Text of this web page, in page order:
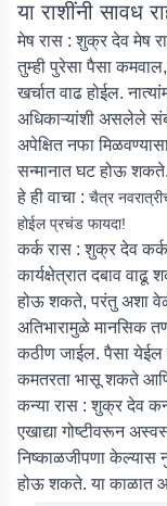
या राशींनी सावध
मेष रास : शुक्र देव मेष
तुम्ही पुरेसा पैसा
खर्चात वाढ होईल.
अधिकाऱ्यांशी असलेले
अपेक्षित नफा
सन्मानात घट होऊ शकते.
हे ही वाचा : चैत्र
होईल प्रचंड फायदा!
कर्क रास :शुक्र देव कर्क
कार्यक्षेत्रात दबाव वाढू
होऊ शकते, परंतु अशा
अतिभारामुळे मानसिक
कठीण जाईल. पैसा येईल
कमतरता भासू शकते
कन्या रास : शुक्र देव
एखाद्या गोष्टीवरून
निष्काळजीपणा केल्यास
होऊ शकते. या काळात